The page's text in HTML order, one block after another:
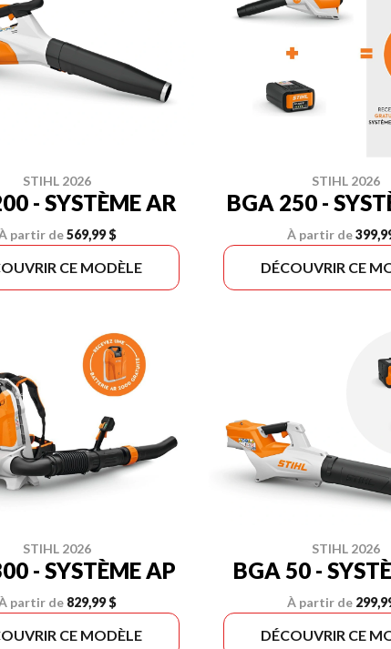
STIHL 2026
BGA 200 - SYSTÈME AR
partir de569,99 $
CE MODÈLE
STIHL 2026
BGA 250 -
À partir de
DÉCOUVRIR CE
STIHL 2026
- SYSTÈME AP
partir de 829,99 $
CE MODÈLE
STIHL 2026
BGA 50 -
À partir de
DÉCOUVRIR CE